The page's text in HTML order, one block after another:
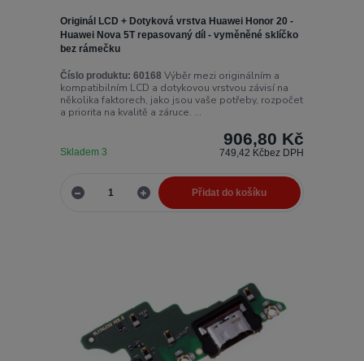
Originál LCD + Dotyková vrstva Huawei Honor 20 -
Huawei Nova 5T repasovaný díl - vyměněné sklíčko
bez rámečku
Číslo produktu: 60168 Výběr mezi originálním a
kompatibilním LCD a dotykovou vrstvou závisí na
několika faktorech, jako jsou vaše potřeby, rozpočet
a priorita na kvalitě a záruce. ...
906,80 Kč
749,42 Kčbez DPH
Skladem 3
Přidat do košíku